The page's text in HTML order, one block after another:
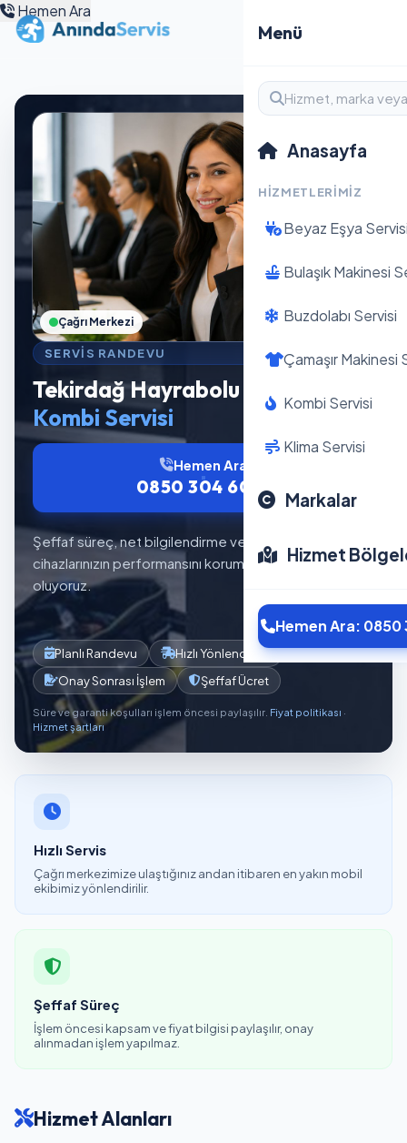
Menü
Anasayfa
HIZMETLERIMIZ
Beyaz Eşya
Bulaşık Makinesi
Buzdolabı Servisi
Çamaşır Makinesi
Kombi Servisi
Klima Servisi
Markalar
Hizmet
Hemen Ara: 0850
Hemen Ara
SERVIS RANDEVU
Tekirdağ Hayrabolu
Kombi Servisi
Şeffaf süreç, net bilgilendirme ve planlı servis akışıyla
cihazlarınızın performansını korumaya yardımcı
oluyoruz.
Hemen Ara
0850 304 6012
Planlı Randevu
Hızlı Yönlendirme
Onay Sonrası İşlem
Şeffaf Ücret
Süre ve garanti koşulları işlem öncesi paylaşılır. Fiyat politikası ·
Hizmet şartları
Çağrı Merkezi
Hızlı Servis
Çağrı merkezimize ulaştığınız andan itibaren en yakın mobil
ekibimiz yönlendirilir.
Şeffaf Süreç
İşlem öncesi kapsam ve fiyat bilgisi paylaşılır, onay
alınmadan işlem yapılmaz.
Hizmet Alanları